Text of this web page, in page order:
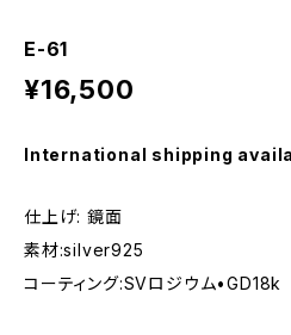
E-61
¥16,500
International shipping
仕上げ: 鏡面
素材:silver925
コーティング:SVロジウム•GD18k